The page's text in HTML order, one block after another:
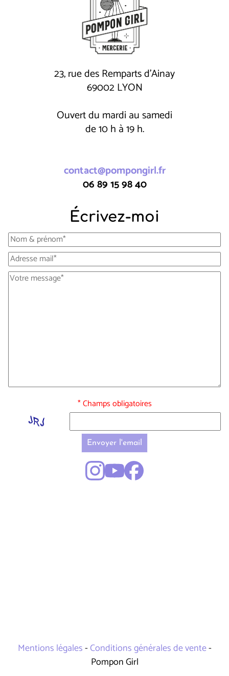
23, rue des Remparts d'Ainay
69002 LYON
Ouvert du mardi au samedi
de 10 h à 19 h.
contact@pompongirl.fr
06 89 15 98 40
Écrivez-moi
* Champs obligatoires
Envoyer l'email
Mentions légales-Conditions générales de vente-
Pompon Girl